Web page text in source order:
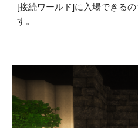
[接続ワールド]に入場できる
す。